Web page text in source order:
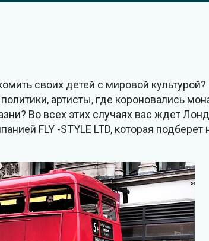
своих детей с мировой
артисты, где короновались
Во всех этих случаях вас ждет
FLY -STYLE LTD, которая подберет